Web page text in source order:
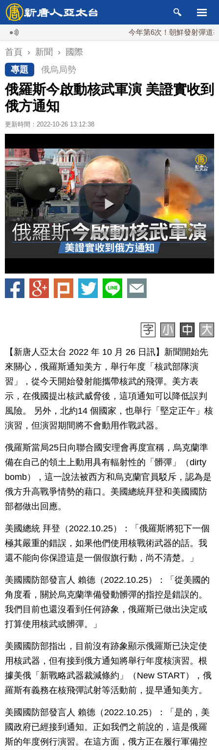
今年第6次！朝鮮發射彈道導彈 落
首頁 › 新聞 ›
國際
專題
俄烏局勢
俄羅斯今啟動核武軍演 美證實收到
俄方通知
更新時間：2022-10-26 13:12:38
【新唐人亞太台 2022 年 10 月 26 日訊】新聞開始先
來關心，俄羅斯通知美方，舉行年度「核武部隊演
習」，從今天開始發射能攜帶核武的飛彈。美方表
示，在俄國提出核武威脅後，這項通知可以降低誤判
風險。 另外，北約14 個國家，也舉行「堅定正午」核
演習，但演習期間將不會動用作戰武器。
俄羅斯當局25日向聯合國安理會再度宣稱，烏克蘭準
備在自己的領土上動用具有輻射性的「髒彈」（dirty
bomb），這一說法被西方和烏克蘭官員駁斥，認為是
俄方升高戰爭情勢的藉口。美國總統拜登和美國國防
部都做出回應。
美國總統 拜登（2022.10.25）：「俄羅斯將犯下一個
極其嚴重的錯誤，如果他們使用核戰術武器的話。我
還不能向你保證這是一個假旗行動，尚不清楚。」
美國國防部發言人 賴德（2022.10.25）：「從美國的
角度看，關於烏克蘭準備發動髒彈的指控是錯誤的。
我們目前也還沒看到任何跡象，俄羅斯已做出決定或
打算使用核武或髒彈。」
美國國防部指出，目前沒有跡象顯示俄羅斯已決定使
用核武器，但有接到俄方通知將舉行年度核演習。根
據美俄「新戰略武器裁減條約」（New START），俄
羅斯有義務在核飛彈試射等活動前，提早通知美方。
美國國防部發言人 賴德（2022.10.25）：「是的，美
國政府已經接到通知。正如我們之前說的，這是俄羅
斯的年度例行演習。在這方面，俄方正在履行軍備控